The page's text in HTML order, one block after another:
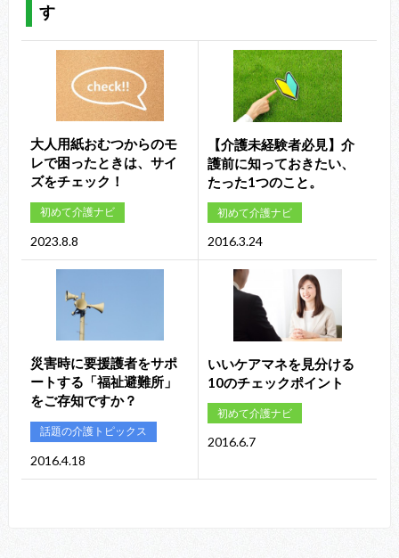
す
大人用紙おむつからのモ
レで困ったときは、サイ
ズをチェック！
初めて介護ナビ
2023.8.8
【介護未経験者必見】介
護前に知っておきたい、
たった1つのこと。
初めて介護ナビ
2016.3.24
災害時に要援護者をサポ
ートする「福祉避難所」
をご存知ですか？
話題の介護トピックス
2016.4.18
いいケアマネを見分ける
10のチェックポイント
初めて介護ナビ
2016.6.7